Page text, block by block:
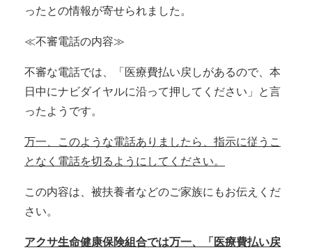
ったとの情報が寄せられました。
≪不審電話の内容≫
不審な電話では、「医療費払い戻しがあるので、本
日中にナビダイヤルに沿って押してください」と言
ったようです。
万一、このような電話ありましたら、指示に従うこ
となく電話を切るようにしてください。
この内容は、被扶養者などのご家族にもお伝えくだ
さい。
アクサ生命健康保険組合では万一、「医療費払い戻